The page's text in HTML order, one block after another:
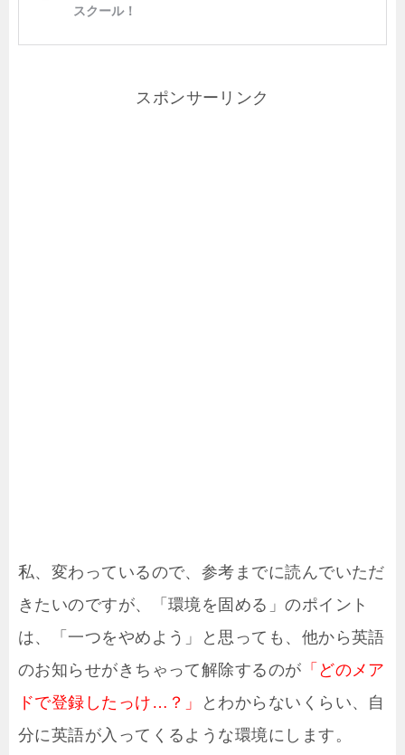
スポンサーリンク
私、変わっているので、参考までに読んでいただ
きたいのですが、「環境を固める」のポイント
は、「一つをやめよう」と思っても、他から英語
のお知らせがきちゃって解除するのが 「どのメア
ドで登録したっけ…？」
とわからないくらい、自
分に英語が入ってくるような環境にします。